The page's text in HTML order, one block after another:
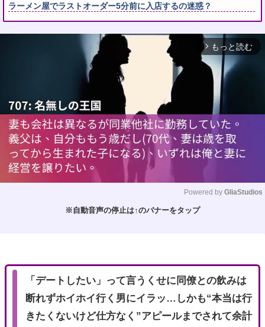
ラーメン屋でラストオーダー5分前に入店するの迷惑？
arrow_forward_ios もっと読む
Powered by GliaStudios
※自動音声の停止は↑のバナーをタップ
「デートしたい」って言うくせに同僚との飲みは
断れずホイホイ行く男にイラッ…しかも“本当は行
きたくないけど仕方なく”アピールまでされて余計